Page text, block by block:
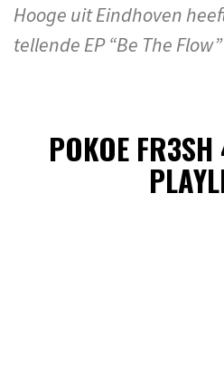
Hooge uit Eindhoven
tellende EP “Be The
POKOE